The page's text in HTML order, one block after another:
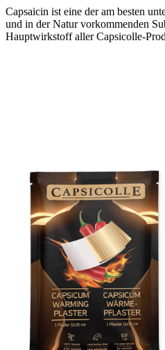
Capsaicin ist eine der am besten
und in der Natur vorkommenden
Hauptwirkstoff aller Capsicolle-